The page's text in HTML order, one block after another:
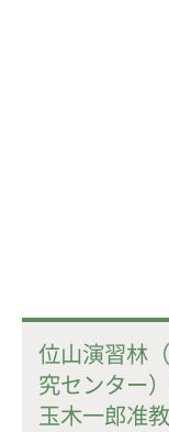
位山演習林
究センター
玉木一郎准